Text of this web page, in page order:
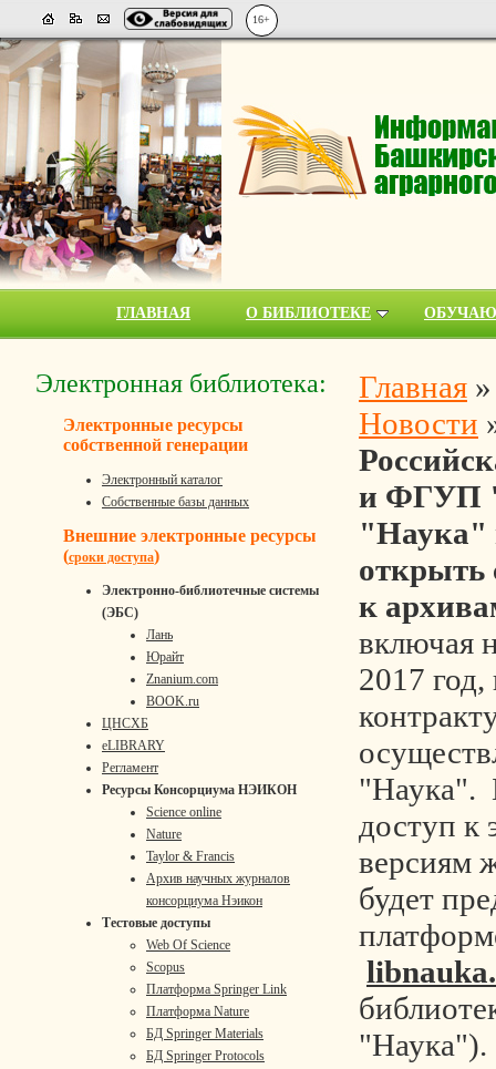
16+
ГЛАВНАЯ О БИБЛИОТЕКЕ
Электронная библиотека:
Электронные ресурсы
собственной генерации
Электронный каталог
Собственные базы данных
Внешние электронные ресурсы
(сроки доступа)
Электронно-библиотечные системы
(ЭБС)
Лань
Юрайт
Znanium.com
BOOK.ru
ЦНСХБ
eLIBRARY
Регламент
Ресурсы Консорциума НЭИКОН
Science online
Nature
Taylor & Francis
Архив научных журналов
консорциума Нэикон
Тестовые доступы
Web Of Science
Scopus
Платформа Springer Link
Платформа Nature
БД Springer Materials
БД Springer Protocols
Главная
Новости
и ФГУП
"Наука"
открыть
к
включая
2017
"Наука".
доступ к
версиям
будет
"Наука").